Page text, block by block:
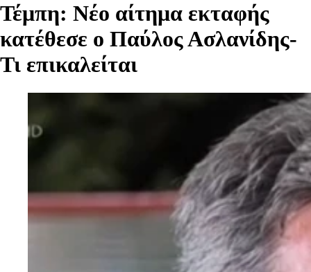
Τέμπη: Νέο αίτημα εκταφής
κατέθεσε ο Παύλος Ασλανίδης-
Τι επικαλείται